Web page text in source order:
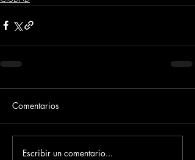
Comentarios
Escribir un comentario...